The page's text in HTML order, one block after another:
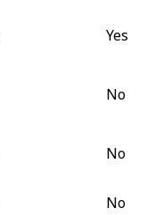
Yes
No
No
No